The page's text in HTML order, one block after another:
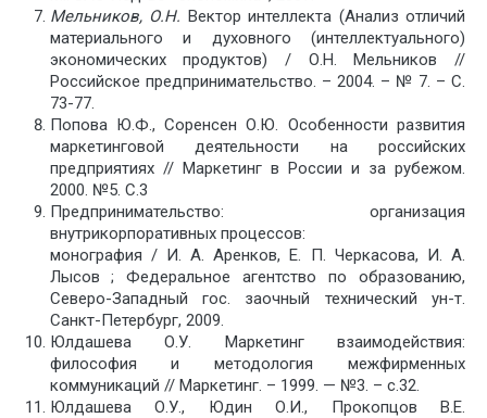
Мельников, О.Н. Вектор интеллекта (Анализ отличий
материального и духовного (интеллектуального)
экономических продуктов) / О.Н. Мельников //
Российское предпринимательство. – 2004. – № 7. – С.
73-77.
Попова Ю.Ф., Соренсен О.Ю. Особенности развития
маркетинговой деятельности на российских
предприятиях // Маркетинг в России и за рубежом.
2000. №5. С.3
Предпринимательство: организация
внутрикорпоративных процессов:
монография / И. А. Аренков, Е. П. Черкасова, И. А.
Лысов ; Федеральное агентство по образованию,
Северо-Западный гос. заочный технический ун-т.
Санкт-Петербург, 2009.
Юлдашева О.У. Маркетинг взаимодействия:
философия и методология межфирменных
коммуникаций // Маркетинг. – 1999. — №3. – с.32.
Юлдашева О.У., Юдин О.И., Прокопцов В.Е.